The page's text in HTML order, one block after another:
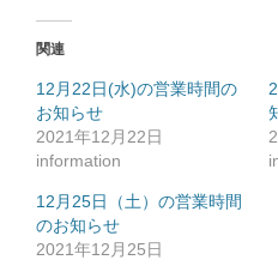
共
有
す
る
に
は
ク
ッ
ク
し
て
く
関連
12月22日(水)の営業時間の
お知らせ
2021年12月22日
information
12月25日（土）の営業時間
のお知らせ
2021年12月25日